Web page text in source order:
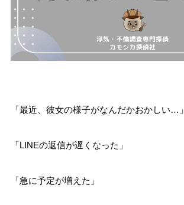
「最近、彼女の様子がなんだかおかしい…」
「LINEの返信が遅くなった」
「急に予定が増えた」